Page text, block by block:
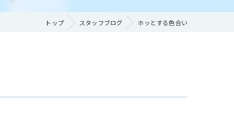
トップ スタッフブログ ホッとする色合い